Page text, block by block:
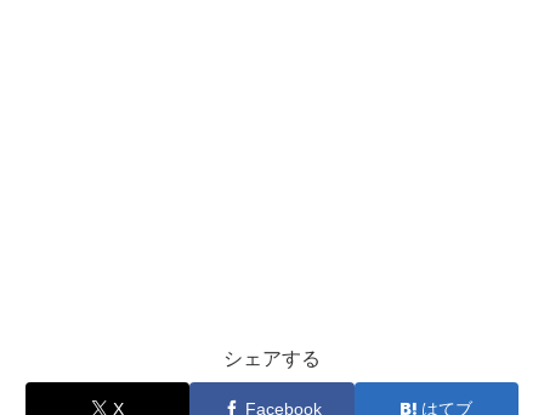
シェアする
X Facebook はてブ